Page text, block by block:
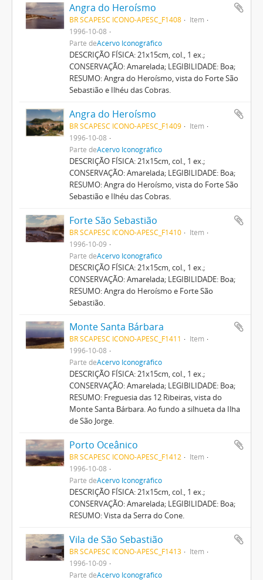
Angra do Heroísmo
BR SCAPESC ICONO-APESC_F1408
Item
1996-10-08
Parte deAcervo Iconográfico
DESCRIÇÃO FÍSICA: 21x15cm, col., 1 ex.;
CONSERVAÇÃO: Amarelada; LEGIBILIDADE: Boa;
RESUMO: Angra do Heroísmo, vista do Forte São
Sebastião e Ilhéu das Cobras.
Angra do Heroísmo
BR SCAPESC ICONO-APESC_F1409
Item
1996-10-08
Parte deAcervo Iconográfico
DESCRIÇÃO FÍSICA: 21x15cm, col., 1 ex.;
CONSERVAÇÃO: Amarelada; LEGIBILIDADE: Boa;
RESUMO: Angra do Heroísmo, vista do Forte São
Sebastião e Ilhéu das Cobras.
Forte São Sebastião
BR SCAPESC ICONO-APESC_F1410
Item
1996-10-09
Parte deAcervo Iconográfico
DESCRIÇÃO FÍSICA: 21x15cm, col., 1 ex.;
CONSERVAÇÃO: Amarelada; LEGIBILIDADE: Boa;
RESUMO: Angra do Heroísmo e Forte São
Sebastião.
Monte Santa Bárbara
BR SCAPESC ICONO-APESC_F1411
Item
1996-10-08
Parte deAcervo Iconográfico
DESCRIÇÃO FÍSICA: 21x15cm, col., 1 ex.;
CONSERVAÇÃO: Amarelada; LEGIBILIDADE: Boa;
RESUMO: Freguesia das 12 Ribeiras, vista do
Monte Santa Bárbara. Ao fundo a silhueta da Ilha
de São Jorge.
Porto Oceânico
BR SCAPESC ICONO-APESC_F1412
Item
1996-10-08
Parte deAcervo Iconográfico
DESCRIÇÃO FÍSICA: 21x15cm, col., 1 ex.;
CONSERVAÇÃO: Amarelada; LEGIBILIDADE: Boa;
RESUMO: Vista da Serra do Cone.
Vila de São Sebastião
BR SCAPESC ICONO-APESC_F1413
Item
1996-10-09
Parte deAcervo Iconográfico